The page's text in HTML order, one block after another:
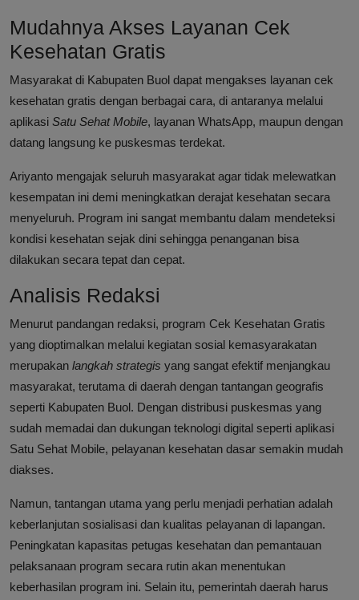
Mudahnya Akses Layanan Cek
Kesehatan Gratis
Masyarakat di Kabupaten Buol dapat mengakses layanan cek
kesehatan gratis dengan berbagai cara, di antaranya melalui
aplikasi Satu Sehat Mobile, layanan WhatsApp, maupun dengan
datang langsung ke puskesmas terdekat.
Ariyanto mengajak seluruh masyarakat agar tidak melewatkan
kesempatan ini demi meningkatkan derajat kesehatan secara
menyeluruh. Program ini sangat membantu dalam mendeteksi
kondisi kesehatan sejak dini sehingga penanganan bisa
dilakukan secara tepat dan cepat.
Analisis Redaksi
Menurut pandangan redaksi, program Cek Kesehatan Gratis
yang dioptimalkan melalui kegiatan sosial kemasyarakatan
merupakan langkah strategis yang sangat efektif menjangkau
masyarakat, terutama di daerah dengan tantangan geografis
seperti Kabupaten Buol. Dengan distribusi puskesmas yang
sudah memadai dan dukungan teknologi digital seperti aplikasi
Satu Sehat Mobile, pelayanan kesehatan dasar semakin mudah
diakses.
Namun, tantangan utama yang perlu menjadi perhatian adalah
keberlanjutan sosialisasi dan kualitas pelayanan di lapangan.
Peningkatan kapasitas petugas kesehatan dan pemantauan
pelaksanaan program secara rutin akan menentukan
keberhasilan program ini. Selain itu, pemerintah daerah harus